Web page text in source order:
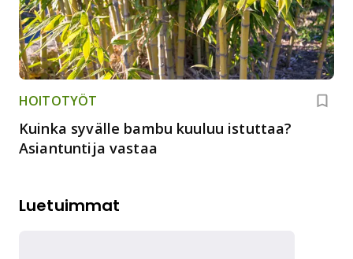
HOITOTYÖT
Kuinka syvälle bambu kuuluu istuttaa?
Asiantuntija vastaa
Luetuimmat